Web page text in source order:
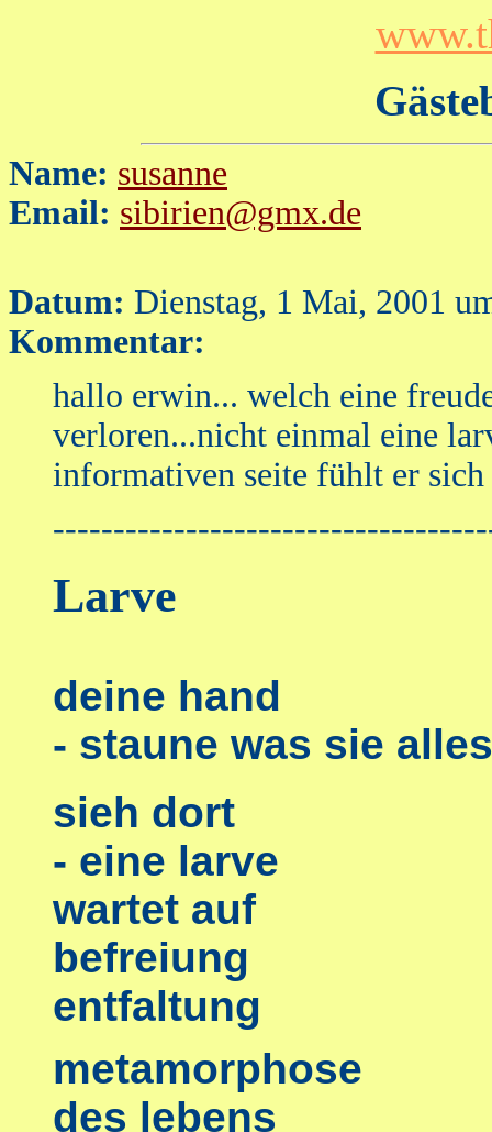
Name: susanne
Email: sibirien@gmx.de
Datum: Dienstag, 1 Mai, 2001
Kommentar:
hallo erwin... welch eine
verloren...nicht einmal eine
informativen seite fühlt er
Larve
deine hand
- staune was sie
sieh dort
- eine larve
wartet auf
befreiung
entfaltung
metamorphose
des lebens